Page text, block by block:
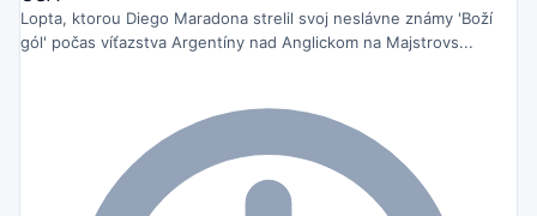
Lopta, ktorou Diego Maradona strelil svoj neslávne známy 'Boží
gól' počas víťazstva Argentíny nad Anglickom na Majstrovs...